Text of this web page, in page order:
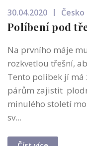
30.04.2020 Česko
Políbení pod
Na prvního máje
rozkvetlou třešní,
Tento polibek jí má
párům zajistit
minulého století
sv...